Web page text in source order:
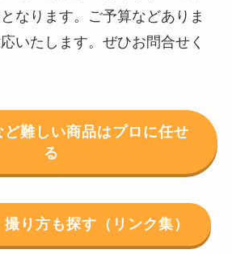
なります。ご予算などありま
いたします。ぜひお問合せく
ど難しい商品はプロに任せ
る
り方も探す（リンク集）